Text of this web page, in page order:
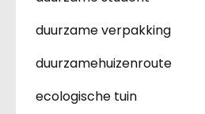
duurzame verpakking
duurzamehuizenroute
ecologische tuin